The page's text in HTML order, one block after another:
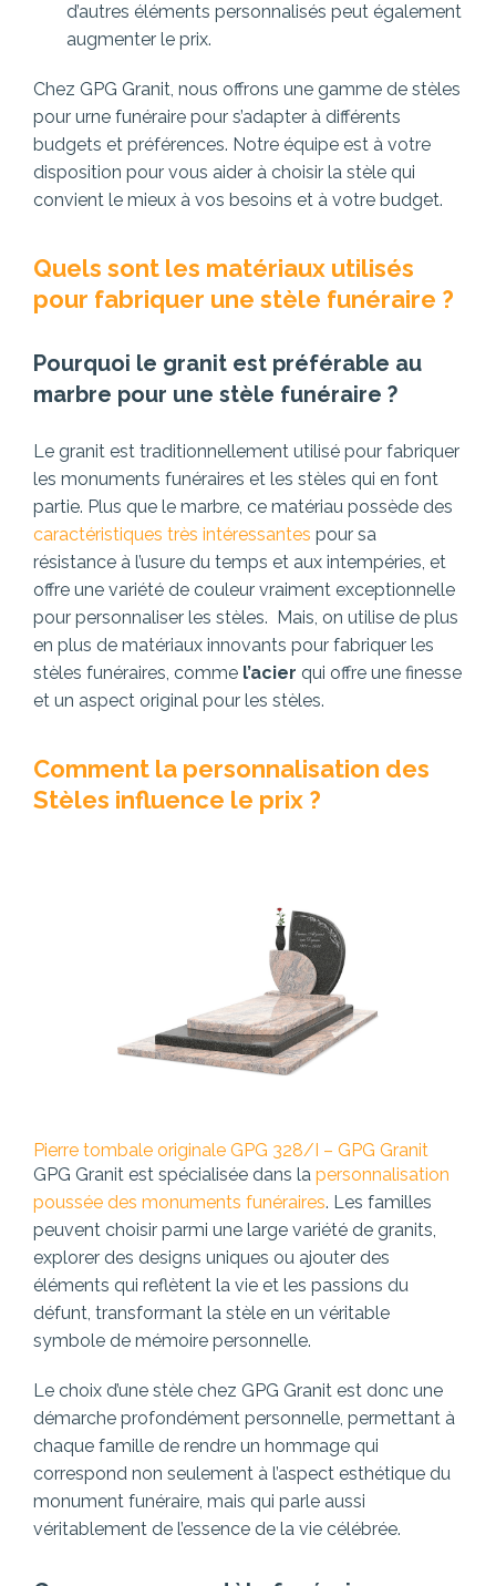
d’autres éléments personnalisés peut également
augmenter le prix.
Chez GPG Granit, nous offrons une gamme de stèles
pour urne funéraire pour s’adapter à différents
budgets et préférences. Notre équipe est à votre
disposition pour vous aider à choisir la stèle qui
convient le mieux à vos besoins et à votre budget.
Quels sont les matériaux utilisés
pour fabriquer une stèle funéraire ?
Pourquoi le granit est préférable au
marbre pour une stèle funéraire ?
Le granit est traditionnellement utilisé pour fabriquer
les monuments funéraires et les stèles qui en font
partie. Plus que le marbre, ce matériau possède des
caractéristiques très intéressantes pour sa
résistance à l’usure du temps et aux intempéries, et
offre une variété de couleur vraiment exceptionnelle
pour personnaliser les stèles. Mais, on utilise de plus
en plus de matériaux innovants pour fabriquer les
stèles funéraires, comme l’acier qui offre une finesse
et un aspect original pour les stèles.
Comment la personnalisation des
Stèles influence le prix ?
Pierre tombale originale GPG 328/I – GPG Granit
GPG Granit est spécialisée dans la personnalisation
poussée des monuments funéraires. Les familles
peuvent choisir parmi une large variété de granits,
explorer des designs uniques ou ajouter des
éléments qui reflètent la vie et les passions du
défunt, transformant la stèle en un véritable
symbole de mémoire personnelle.
Le choix d’une stèle chez GPG Granit est donc une
démarche profondément personnelle, permettant à
chaque famille de rendre un hommage qui
correspond non seulement à l’aspect esthétique du
monument funéraire, mais qui parle aussi
véritablement de l’essence de la vie célébrée.